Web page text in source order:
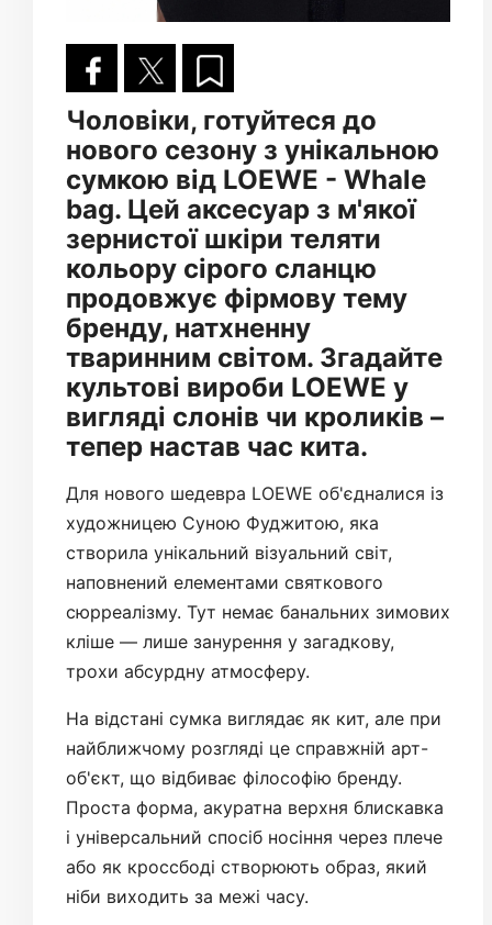
Чоловіки, готуйтеся до
нового сезону з унікальною
сумкою від LOEWE - Whale
bag. Цей аксесуар з м'якої
зернистої шкіри теляти
кольору сірого сланцю
продовжує фірмову тему
бренду, натхненну
тваринним світом. Згадайте
культові вироби LOEWE у
вигляді слонів чи кроликів –
тепер настав час кита.
Для нового шедевра LOEWE об'єдналися із
художницею Суною Фуджитою, яка
створила унікальний візуальний світ,
наповнений елементами святкового
сюрреалізму. Тут немає банальних зимових
кліше — лише занурення у загадкову,
трохи абсурдну атмосферу.
На відстані сумка виглядає як кит, але при
найближчому розгляді це справжній арт-
об'єкт, що відбиває філософію бренду.
Проста форма, акуратна верхня блискавка
і універсальний спосіб носіння через плече
або як кроссбоді створюють образ, який
ніби виходить за межі часу.